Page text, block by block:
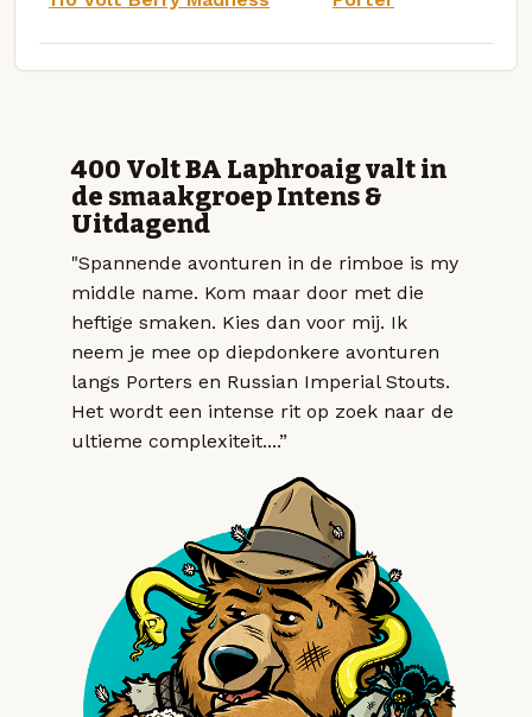
400 Volt BA Laphroaig valt in
de smaakgroep Intens &
Uitdagend
"Spannende avonturen in de rimboe is my
middle name. Kom maar door met die
heftige smaken. Kies dan voor mij. Ik
neem je mee op diepdonkere avonturen
langs Porters en Russian Imperial Stouts.
Het wordt een intense rit op zoek naar de
ultieme complexiteit....”